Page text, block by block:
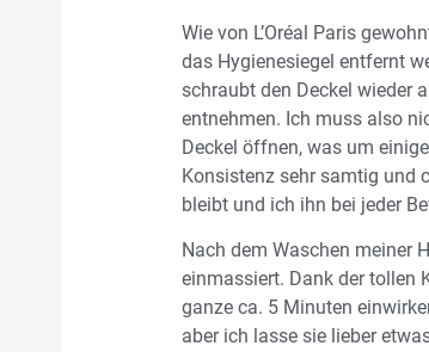
Wie von L’Oréal Paris
das Hygienesiegel entfernt
schraubt den Deckel wieder
entnehmen. Ich muss also
Deckel öffnen, was um
Konsistenz sehr samtig und
bleibt und ich ihn bei jeder
Nach dem Waschen meiner
einmassiert. Dank der tollen
ganze ca. 5 Minuten
aber ich lasse sie lieber